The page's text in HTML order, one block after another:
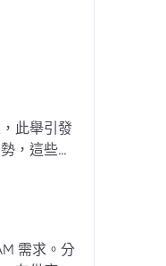
此舉引發
，這些因
維持較高
需求。分